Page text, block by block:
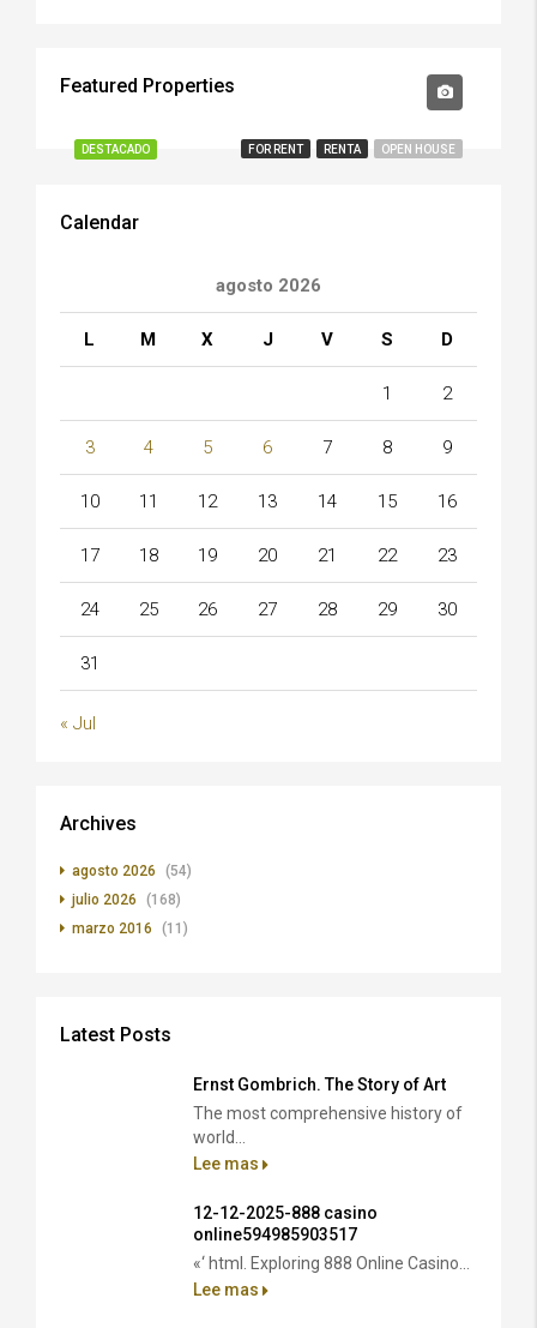
Featured Properties
DESTACADO FOR RENT RENTA OPEN HOUSE
$15,000/M.N.
Calendar
agosto 2026
L M X J V S D
1 2
3 4 5 6 7 8 9
10 11 12 13 14 15 16
17 18 19 20 21 22 23
24 25 26 27 28 29 30
31
« Jul
Archives
agosto 2026
(54)
julio 2026
(168)
marzo 2016
(11)
Latest Posts
Ernst Gombrich. The Story of Art
The most comprehensive history of
world...
Lee mas
12-12-2025-888 casino
online594985903517
«‘ html. Exploring 888 Online Casino...
Lee mas